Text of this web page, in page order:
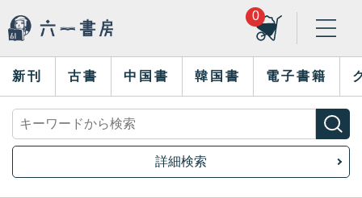
0
新刊 古書 中国書 韓国書 電子書籍
詳細検索